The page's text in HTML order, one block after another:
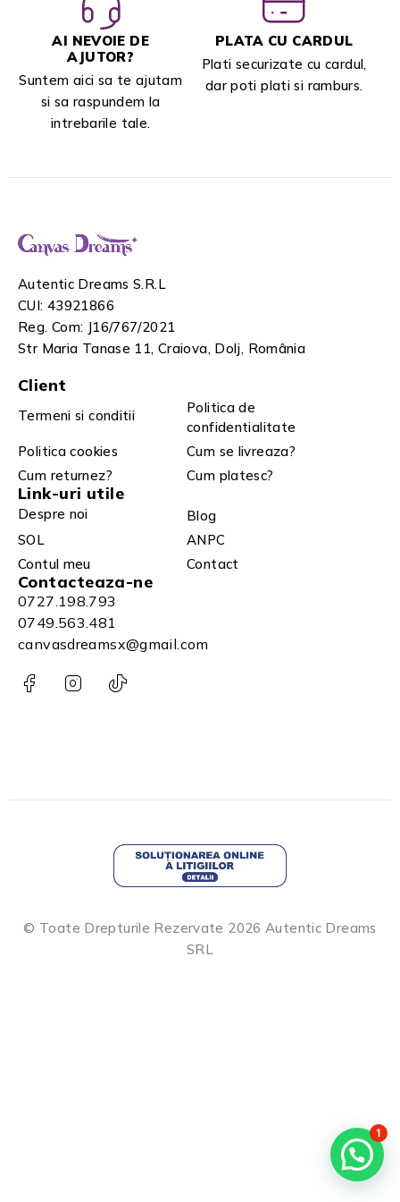
AI NEVOIE DE
AJUTOR?
Suntem aici sa te ajutam
si sa raspundem la
intrebarile tale.
PLATA CU CARDUL
Plati securizate cu cardul,
dar poti plati si ramburs.
Autentic Dreams S.R.L
CUI: 43921866
Reg. Com: J16/767/2021
Str Maria Tanase 11, Craiova, Dolj, România
Client
Termeni si conditii
Politica de
confidentialitate
Politica cookies
Cum se livreaza?
Cum returnez?
Cum platesc?
Link-uri utile
Despre noi
Blog
SOL
ANPC
Contul meu
Contact
Contacteaza-ne
0727.198.793
0749.563.481
canvasdreamsx@gmail.com
© Toate Drepturile Rezervate 2026 Autentic Dreams
SRL
1